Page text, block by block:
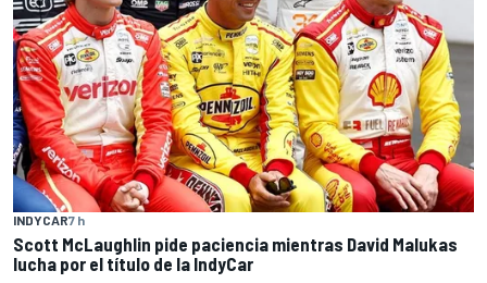
INDYCAR7 h
Scott McLaughlin pide paciencia mientras David Malukas
lucha por el título de la IndyCar